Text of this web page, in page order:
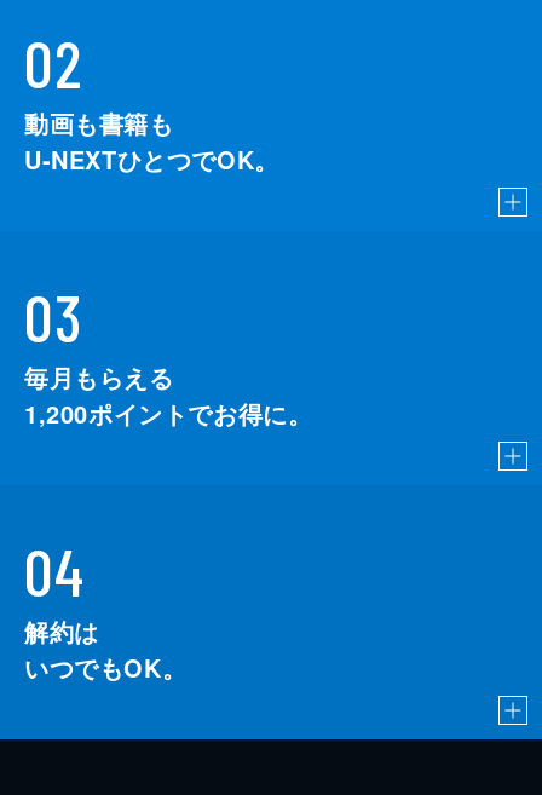
02
動画も書籍も
U-NEXTひとつでOK。
03
毎月もらえる
1,200ポイントでお得に。
04
解約は
いつでもOK。